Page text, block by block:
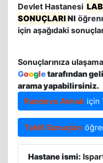
Devlet Hastanesi
SONUÇLARI NI
için aşağıdaki
Sonuçlarınıza
Googletarafından
arama yapabilirsiniz.
Randevu Almak için
Tahlil Sonuçları
Hastane ismi: